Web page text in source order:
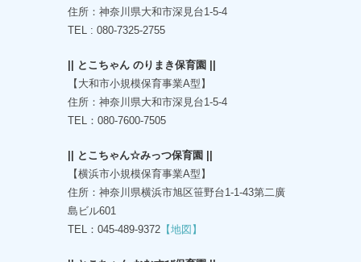
住所：神奈川県大和市深見台1-5-4
TEL : 080-7325-2755
|| とこちゃん のりまき保育園 ||
【大和市小規模保育事業A型】
住所：神奈川県大和市深見台1-5-4
TEL：080-7600-7505
|| とこちゃん☆みっつ保育園 ||
【横浜市小規模保育事業A型】
住所：神奈川県横浜市旭区笹野台1-1-43第二廣
島ビル601
TEL：045-489-9372 【地図】